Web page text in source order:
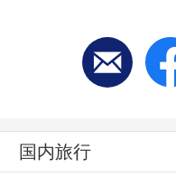
国内旅行